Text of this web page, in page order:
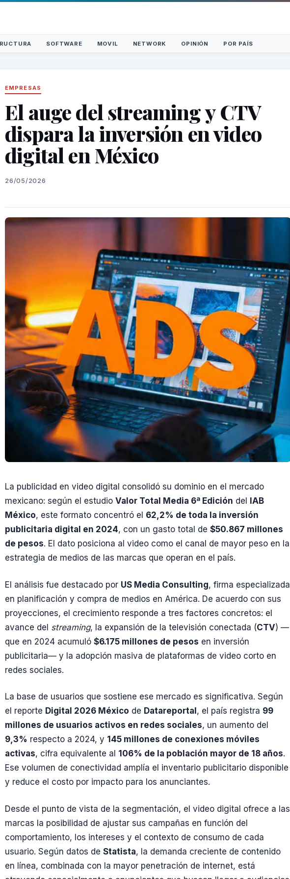
SOFTWARE MOVIL NETWORK OPINIÓN POR PAÍS
EMPRESAS
El auge del streaming y CTV
dispara la inversión en video
digital en México
26/05/2026
La publicidad en video digital consolidó su dominio en el mercado
mexicano: según el estudio Valor Total Media 6ª Edición del
IAB
México, este formato concentró el 62,2% de toda la inversión
publicitaria digital en 2024, con un gasto total de $50.867 millones
de pesos. El dato posiciona al video como el canal de mayor peso en la
estrategia de medios de las marcas que operan en el país.
El análisis fue destacado por US Media Consulting, firma especializada
en planificación y compra de medios en América. De acuerdo con sus
proyecciones, el crecimiento responde a tres factores concretos: el
avance del streaming, la expansión de la televisión conectada (CTV) —
que en 2024 acumuló $6.175 millones de pesos en inversión
publicitaria— y la adopción masiva de plataformas de video corto en
redes sociales.
La base de usuarios que sostiene ese mercado es significativa. Según
el reporte Digital 2026 México de Datareportal , el país registra 99
millones de usuarios activos en redes sociales, un aumento del
9,3% respecto a 2024, y 145 millones de conexiones móviles
activas, cifra equivalente al 106% de la población mayor de 18 años.
Ese volumen de conectividad amplía el inventario publicitario disponible
y reduce el costo por impacto para los anunciantes.
Desde el punto de vista de la segmentación, el video digital ofrece a las
marcas la posibilidad de ajustar sus campañas en función del
comportamiento, los intereses y el contexto de consumo de cada
usuario. Según datos de Statista, la demanda creciente de contenido
en línea, combinada con la mayor penetración de internet, está